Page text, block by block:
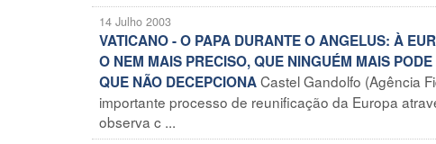
14 Julho 2003
VATICANO - O PAPA DURANTE O ANGELUS: À
O NEM MAIS PRECISO, QUE NINGUÉM MAIS
QUE NÃO DECEPCIONACastel Gandolfo (Agência
importante processo de reunificação da Europa
observa c ...